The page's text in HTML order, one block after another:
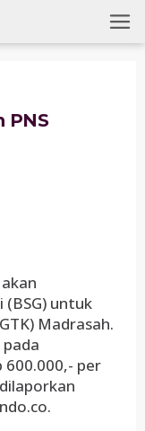
PNS
untuk
Madrasah.
600.000,- per